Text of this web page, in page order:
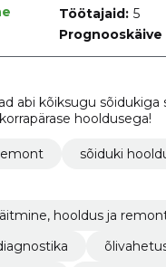
Töötajaid: 5
Prognooskäive
abi kõiksugu
hooldusega!
sõiduki
hooldus ja